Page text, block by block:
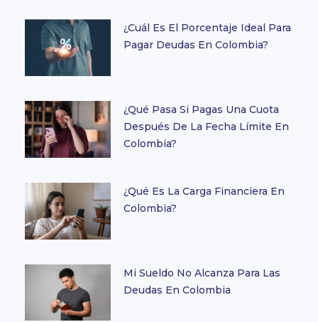
¿Cuál Es El Porcentaje Ideal Para
Pagar Deudas En Colombia?
¿Qué Pasa Si Pagas Una Cuota
Después De La Fecha Límite En
Colombia?
¿Qué Es La Carga Financiera En
Colombia?
Mi Sueldo No Alcanza Para Las
Deudas En Colombia